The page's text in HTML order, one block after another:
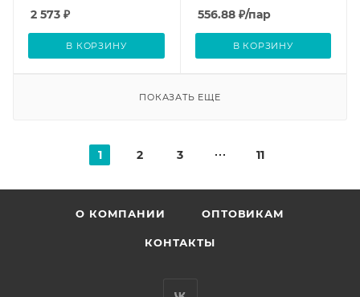
2 573 ₽
В КОРЗИНУ
556.88₽/пар
В КОРЗИНУ
ПОКАЗАТЬ ЕЩЕ
1 2 3 11
О КОМПАНИИ ОПТОВИКАМ
КОНТАКТЫ